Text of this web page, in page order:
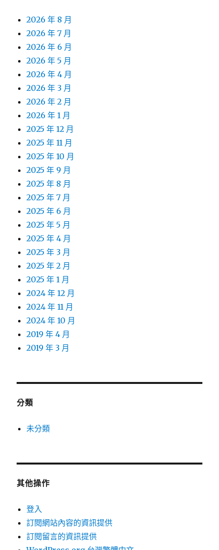
2026 年 8 月
2026 年 7 月
2026 年 6 月
2026 年 5 月
2026 年 4 月
2026 年 3 月
2026 年 2 月
2026 年 1 月
2025 年 12 月
2025 年 11 月
2025 年 10 月
2025 年 9 月
2025 年 8 月
2025 年 7 月
2025 年 6 月
2025 年 5 月
2025 年 4 月
2025 年 3 月
2025 年 2 月
2025 年 1 月
2024 年 12 月
2024 年 11 月
2024 年 10 月
2019 年 4 月
2019 年 3 月
分類
未分類
其他操作
登入
訂閱網站內容的資訊提供
訂閱留言的資訊提供